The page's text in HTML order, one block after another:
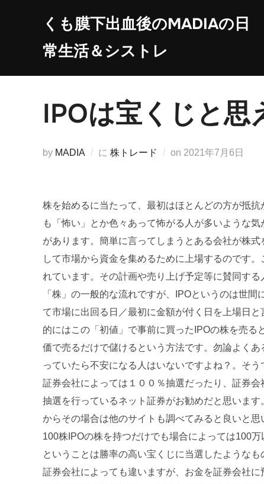
ツ
くも膜下出血後のMADIAの日
常生活＆シストレ
IPOは宝くじと思
by MADIA に 株トレード on 投
2021年7月6日
株を始めるに当たって、最初はほとんどの方が抵
も「怖い」とか色々あって怖がる人が多いような
があります。簡単に言ってしまうとある会社が株
して市場から資金を集めるために上場するのです
れています。その計画や売り上げ予定等に賛同す
「株」の一般的な流れですが、IPOというのは世
て市場に出回る日／最初に金額が付く日を上場日
的にはこの「初値」で事前に買ったIPOの株を売
価で売るだけで儲けるという方法です。勿論よく
っていたら不安になる人はいないですよね？。そ
証券会社によっては１００％抽選だったり、証券
抽選を行っているネット証券がお勧めだと思いま
からその場合は他のサイトも調べてみると良いと
100株IPOの株を持つだけでも場合によっては100
ということは勝率の高い宝くじに当選したような
証券会社によっても違いますが、お金を証券会社